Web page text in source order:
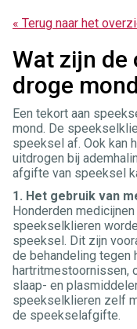
« Terug naar het
Wat zijn de
droge
Een tekort aan
mond. De
speeksel af. Ook kan
uitdrogen bij
afgifte van speeksel
1. Het gebruik van
Honderden
speekselklieren
speeksel. Dit zijn
de behandeling tegen
hartritmestoornissen,
slaap- en
speekselklieren zelf
de speekselafgifte.